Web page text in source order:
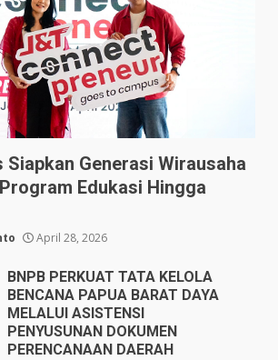
Siapkan Generasi Wirausaha
Edukasi Hingga
April 28, 2026
BNPB PERKUAT TATA KELOLA
BENCANA PAPUA BARAT DAYA
MELALUI ASISTENSI
PENYUSUNAN DOKUMEN
PERENCANAAN DAERAH